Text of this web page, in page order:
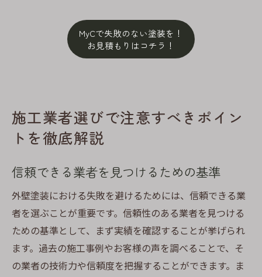
MyCで失敗のない塗装を！
お見積もりはコチラ！
施工業者選びで注意すべきポイン
トを徹底解説
信頼できる業者を見つけるための基準
外壁塗装における失敗を避けるためには、信頼できる業
者を選ぶことが重要です。信頼性のある業者を見つける
ための基準として、まず実績を確認することが挙げられ
ます。過去の施工事例やお客様の声を調べることで、そ
の業者の技術力や信頼度を把握することができます。ま